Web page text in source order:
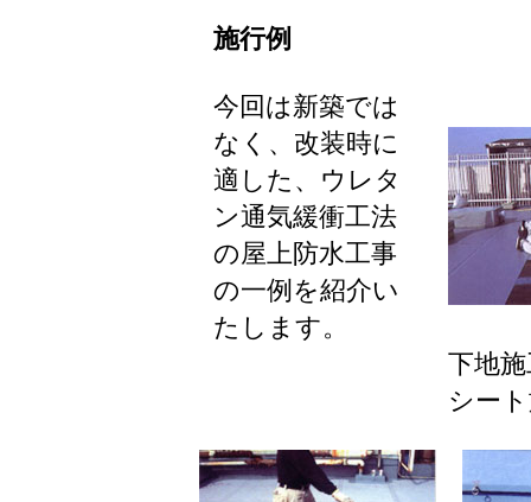
施行例
今回は新築では
なく、改装時に
適した、ウレタ
ン通気緩衝工法
の屋上防水工事
の一例を紹介い
たします。
下地
シー